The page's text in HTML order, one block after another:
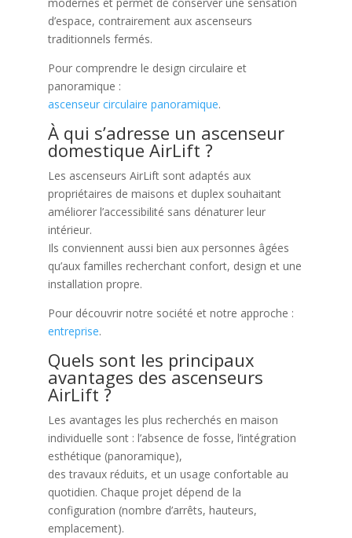
modernes et permet de conserver une sensation
d’espace, contrairement aux ascenseurs
traditionnels fermés.
Pour comprendre le design circulaire et
panoramique :
ascenseur circulaire panoramique.
À qui s’adresse un ascenseur
domestique AirLift ?
Les ascenseurs AirLift sont adaptés aux
propriétaires de maisons et duplex souhaitant
améliorer l’accessibilité sans dénaturer leur
intérieur.
Ils conviennent aussi bien aux personnes âgées
qu’aux familles recherchant confort, design et une
installation propre.
Pour découvrir notre société et notre approche :
entreprise.
Quels sont les principaux
avantages des ascenseurs
AirLift ?
Les avantages les plus recherchés en maison
individuelle sont : l’absence de fosse, l’intégration
esthétique (panoramique),
des travaux réduits, et un usage confortable au
quotidien. Chaque projet dépend de la
configuration (nombre d’arrêts, hauteurs,
emplacement).